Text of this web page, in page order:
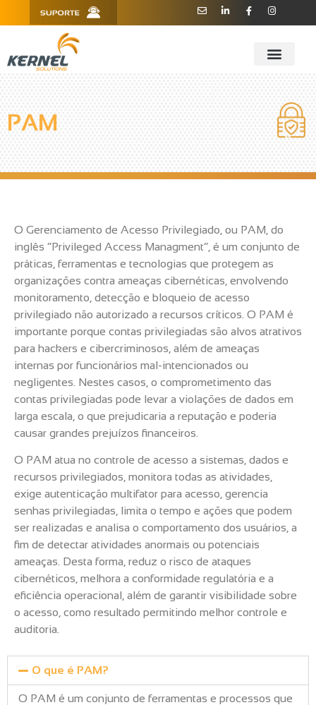
910 - CEP 13208-760 - Jundiaí/SP
PAM
O Gerenciamento de Acesso Privilegiado, ou PAM, do
inglês “Privileged Access Managment”, é um conjunto de
práticas, ferramentas e tecnologias que protegem as
organizações contra ameaças cibernéticas, envolvendo
monitoramento, detecção e bloqueio de acesso
privilegiado não autorizado a recursos críticos. O PAM é
importante porque contas privilegiadas são alvos atrativos
para hackers e cibercriminosos, além de ameaças
internas por funcionários mal-intencionados ou
negligentes. Nestes casos, o comprometimento das
contas privilegiadas pode levar a violações de dados em
larga escala, o que prejudicaria a reputação e poderia
causar grandes prejuízos financeiros.
O PAM atua no controle de acesso a sistemas, dados e
recursos privilegiados, monitora todas as atividades,
exige autenticação multifator para acesso, gerencia
senhas privilegiadas, limita o tempo e ações que podem
ser realizadas e analisa o comportamento dos usuários, a
fim de detectar atividades anormais ou potenciais
ameaças. Desta forma, reduz o risco de ataques
cibernéticos, melhora a conformidade regulatória e a
eficiência operacional, além de garantir visibilidade sobre
o acesso, como resultado permitindo melhor controle e
auditoria.
O que é PAM?
O PAM é um conjunto de ferramentas e processos que